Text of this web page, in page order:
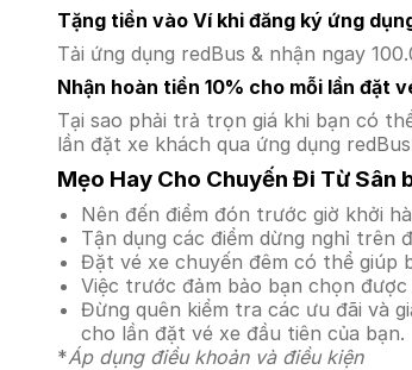
Tặng tiền vào Ví khi đăng ký ứng
Tải ứng dụng redBus & nhận ngay
Nhận hoàn tiền 10% cho mỗi lần đặt
Tại sao phải trả trọn giá khi bạn có
lần đặt xe khách qua ứng dụng
Mẹo Hay Cho Chuyến Đi Từ Sân
Nên đến điểm đón trước giờ khởi
Tận dụng các điểm dừng nghỉ trên
Đặt vé xe chuyến đêm có thể giúp
Việc trước đảm bảo bạn chọn
Đừng quên kiểm tra các ưu đãi và
cho lần đặt vé xe đầu tiên của bạn.
*Áp dụng điều khoản và điều kiện